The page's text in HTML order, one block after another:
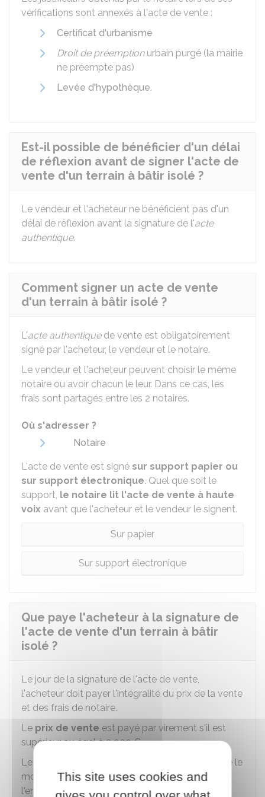
vérifications sont annexés à l'acte de vente :
Certificat d'urbanisme
Droit de préemptionurbain purgé (la mairie
ne préempte pas)
Levée d'hypothèque.
Est-il possible de bénéficier d'un délai
de réflexion avant de signer l'acte de
vente d'un terrain à bâtir isolé ?
Le vendeur et l'acheteur ne bénéficient pas d'un
délai de réflexion avant la signature de l'acte
authentique.
Comment signer un acte de vente
d'un terrain à bâtir isolé ?
L'acte authentiquede vente est obligatoirement
signé par l'acheteur, le vendeur et le notaire.
Le vendeur et l'acheteur peuvent choisir le même
notaire ou avoir chacun le leur. Dans ce cas, les
frais sont partagés entre les 2 notaires.
Où s'adresser ?
Notaire
L'acte de vente est signé sur support papier ou
sur support électronique. Quel que soit le
support, le notaire lit l'acte de vente à haute
voix avant que l'acheteur et le vendeur le signent.
Sur papier
Sur support électronique
Que paye l'acheteur à la signature de
l'acte de vente d'un terrain à bâtir
isolé ?
Le jour de la signature de l'acte de vente,
l'acheteur doit payer l'intégralité du prix de la vente
et des frais de notaire.
Le prix de vente est payé par virement s'il est
supérieur ou égal à3 000 €.
Le notaire délivre un reçu à l'acheteur. Il transfère le
montant de la transaction au vendeur après
l'enregistrement de l'acte auprès duservice de
This site uses cookies and